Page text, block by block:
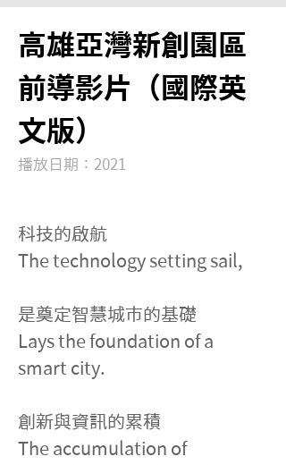
高雄亞灣新創園區
前導影片（國際英
文版）
播放日期：2021
科技的啟航
The technology setting sail,
是奠定智慧城市的基礎
Lays the foundation of a
smart city.
創新與資訊的累積
The accumulation of